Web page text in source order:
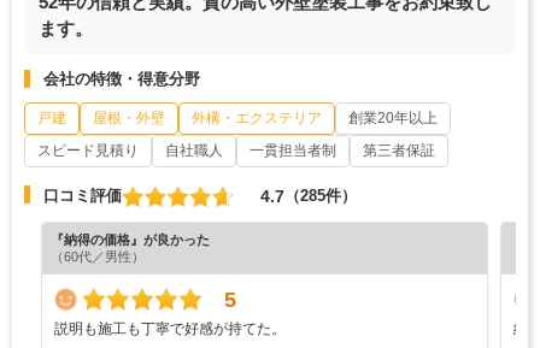
ます。
会社の特徴・得意分野
戸建 屋根・外壁 外構・エクステリア
創業20年以上
スピード見積り
自社職人 一貫担当者制 第三者保証
口コミ評価 4.7 （285件）
『納得の価格』が良かった
（60代／男性）
5
説明も施工も丁寧で好感が持てた。
納